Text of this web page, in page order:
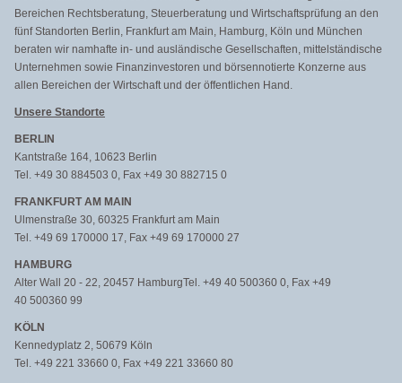
Bereichen Rechtsberatung, Steuerberatung und Wirtschaftsprüfung an den
fünf Standorten Berlin, Frankfurt am Main, Hamburg, Köln und München
beraten wir namhafte in- und ausländische Gesellschaften, mittelständische
Unternehmen sowie Finanzinvestoren und börsennotierte Konzerne aus
allen Bereichen der Wirtschaft und der öffentlichen Hand.
Unsere Standorte
BERLIN
Kantstraße 164, 10623 Berlin
Tel. +49 30 884503 0, Fax +49 30 882715 0
FRANKFURT AM MAIN
Ulmenstraße 30, 60325 Frankfurt am Main
Tel. +49 69 170000 17, Fax +49 69 170000 27
HAMBURG
Alter Wall 20 - 22, 20457 HamburgTel. +49 40 500360 0, Fax +49
40 500360 99
KÖLN
Kennedyplatz 2, 50679 Köln
Tel. +49 221 33660 0, Fax +49 221 33660 80